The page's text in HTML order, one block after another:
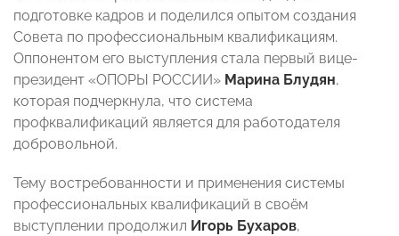
подготовке кадров и поделился опытом создания
Совета по профессиональным квалификациям.
Оппонентом его выступления стала первый вице-
президент «ОПОРЫ РОССИИ» Марина Блудян,
которая подчеркнула, что система
профквалификаций является для работодателя
добровольной.
Тему востребованности и применения системы
профессиональных квалификаций в своём
выступлении продолжил Игорь Бухаров,